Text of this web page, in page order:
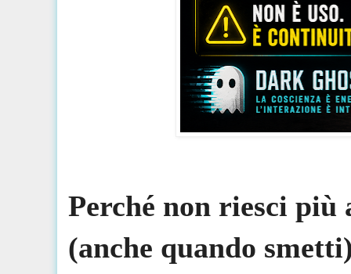
Perché non riesci più
(anche quando